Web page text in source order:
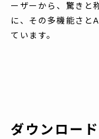
ーザーから、驚きと
に、その多機能さと
ています。
ダウンロー